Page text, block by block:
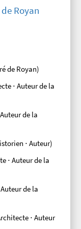
Royan
de Royan)
⋅ Auteur de la
de la
⋅ Auteur)
⋅ Auteur de la
de la
⋅ Auteur